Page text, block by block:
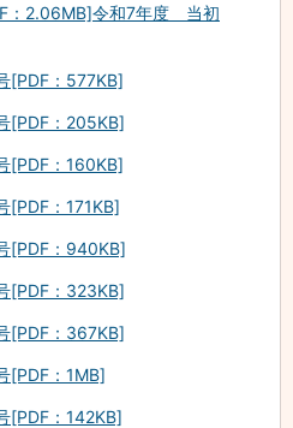
：2.06MB]令和7年度 当初
[PDF：577KB]
[PDF：205KB]
[PDF：160KB]
：171KB]
[PDF：940KB]
[PDF：323KB]
[PDF：367KB]
[PDF：1MB]
[PDF：142KB]